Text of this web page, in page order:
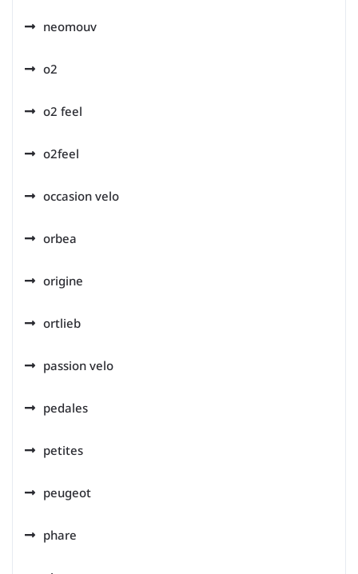
neomouv
o2
o2 feel
o2feel
occasion velo
orbea
origine
ortlieb
passion velo
pedales
petites
peugeot
phare